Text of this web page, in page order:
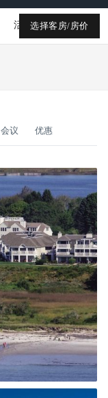
活动 媒体库
选择客房/房价
会议 优惠